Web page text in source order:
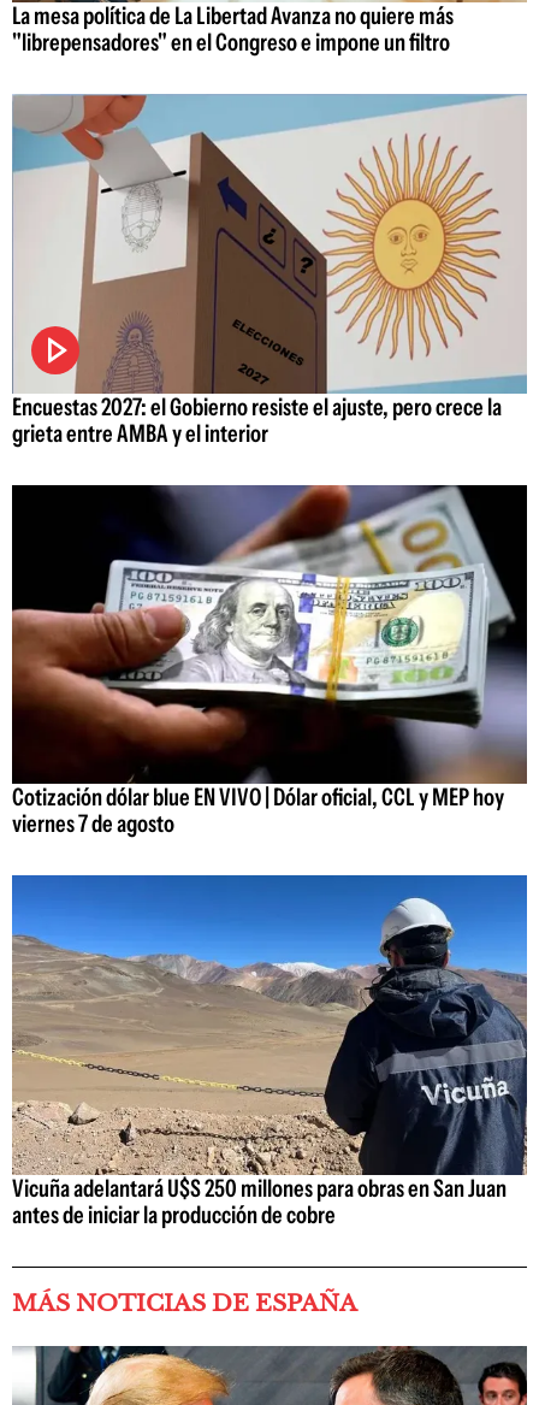
La mesa política de La Libertad Avanza no quiere más
"librepensadores" en el Congreso e impone un filtro
Encuestas 2027: el Gobierno resiste el ajuste, pero crece la
grieta entre AMBA y el interior
Cotización dólar blue EN VIVO | Dólar oficial, CCL y MEP hoy
viernes 7 de agosto
Vicuña adelantará U$S 250 millones para obras en San Juan
antes de iniciar la producción de cobre
MÁS NOTICIAS DE ESPAÑA